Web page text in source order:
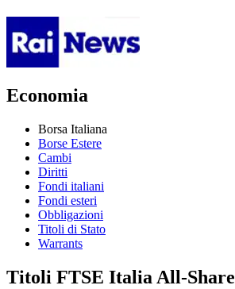
Economia
Borsa Italiana
Borse Estere
Cambi
Diritti
Fondi italiani
Fondi esteri
Obbligazioni
Titoli di Stato
Warrants
Titoli FTSE Italia All-Share